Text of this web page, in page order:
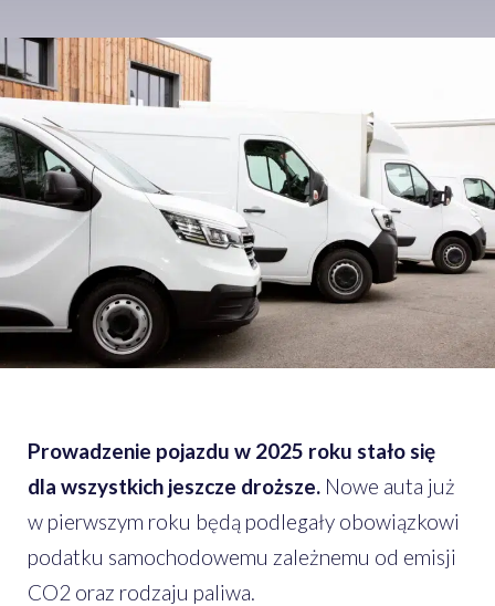
Prowadzenie pojazdu w 2025 roku stało się
dla wszystkich jeszcze droższe. Nowe auta już
w pierwszym roku będą podlegały obowiązkowi
podatku samochodowemu zależnemu od emisji
CO2 oraz rodzaju paliwa.